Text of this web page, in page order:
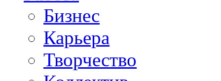
Бизнес
Карьера
Творчество